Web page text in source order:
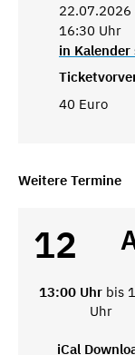
16:30 Uhr
in Kalender
40 Euro
Weitere Termine
12
13:00 Uhr bis
Uhr
iCal